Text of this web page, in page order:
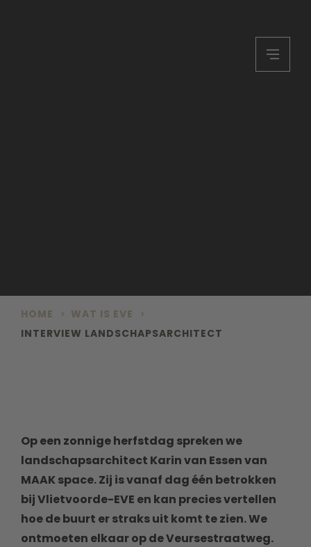
HOME
WAT IS EVE
INTERVIEW LANDSCHAPSARCHITECT
Op een zonnige herfstdag spreken we
landschapsarchitect Karin van Essen van
MAAK space. Zij is vanaf dag één betrokken
bij Vlietvoorde-EVE en kan precies vertellen
hoe de buurt er straks uit komt te zien. We
ontmoeten elkaar op de Veursestraatweg.